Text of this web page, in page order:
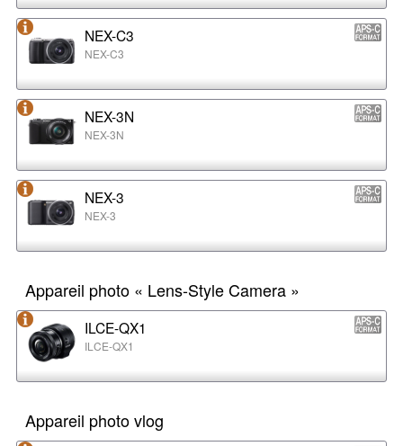
NEX-C3
NEX-C3
NEX-3N
NEX-3N
NEX-3
NEX-3
Appareil photo « Lens-Style Camera »
ILCE-QX1
ILCE-QX1
Appareil photo vlog